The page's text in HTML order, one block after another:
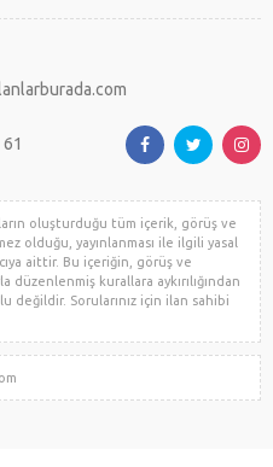
oluşturduğu tüm içerik, görüş ve
olduğu, yayınlanması ile ilgili yasal
aittir. Bu içeriğin, görüş ve
düzenlenmiş kurallara aykırılığından
değildir. Sorularınız için ilan sahibi